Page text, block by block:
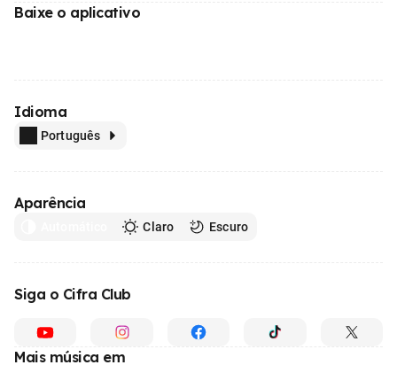
Baixe o aplicativo
Idioma
Português
Aparência
Claro Escuro
Siga o Cifra Club
Mais música em